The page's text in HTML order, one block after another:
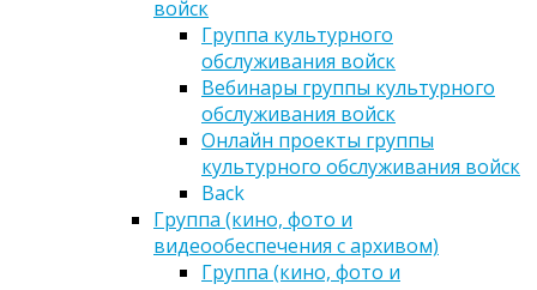
войск
Группа культурного
обслуживания войск
Вебинары группы культурного
обслуживания войск
Онлайн проекты группы
культурного обслуживания войск
Back
Группа (кино, фото и
видеообеспечения с архивом)
Группа (кино, фото и